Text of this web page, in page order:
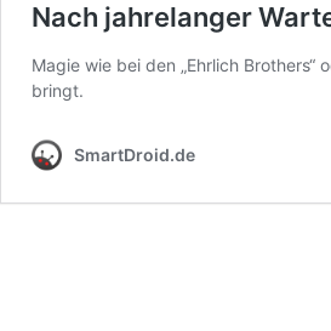
Nach jahrelanger
Magie wie bei den „Ehrlich
bringt.
SmartDroid.de